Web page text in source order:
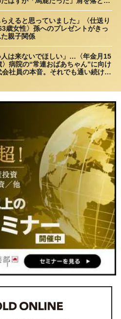
らえると思っていました」〈仕送り
歳女性〉孫へのプレゼントがきっ
親子関係
人は来ないでほしい」…〈年金月15
病院の“常連おばあちゃん”に向け
会社員の本音。それでも通い続ける